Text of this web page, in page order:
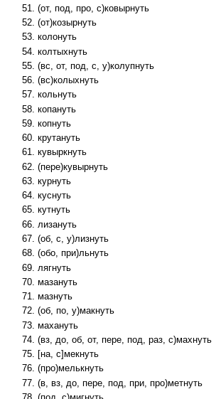
(от, под, про, с)ковырнуть
(от)козырнуть
колонуть
колтыхнуть
(вс, от, под, с, у)колупнуть
(вс)колыхнуть
кольнуть
копануть
копнуть
крутануть
кувыркнуть
(пере)кувырнуть
курнуть
куснуть
кутнуть
лизануть
(об, с, у)лизнуть
(обо, при)льнуть
лягнуть
мазануть
мазнуть
(об, по, у)макнуть
махануть
(вз, до, об, от, пере, под, раз, с)махнуть
[на, с]мекнуть
(про)мелькнуть
(в, вз, до, пере, под, при, про)метнуть